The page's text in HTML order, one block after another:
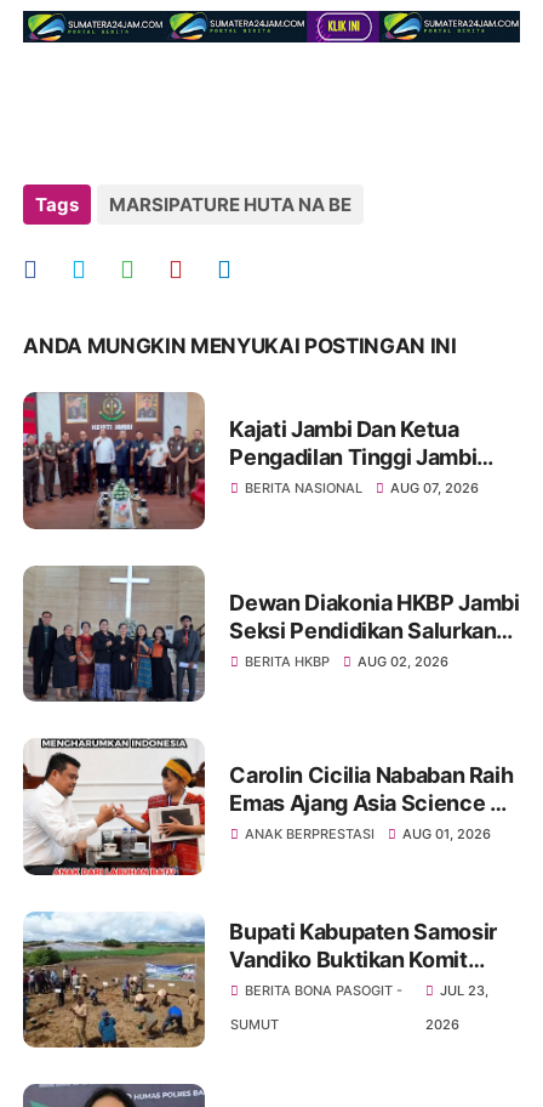
Tags MARSIPATURE HUTA NA BE
ANDA MUNGKIN MENYUKAI POSTINGAN INI
Kajati Jambi Dan Ketua
Pengadilan Tinggi Jambi
Berkomitmen Perkuat
BERITA NASIONAL AUG 07, 2026
Dewan Diakonia HKBP Jambi
Seksi Pendidikan Salurkan
Bantuan Beasiswa Bagi
BERITA HKBP AUG 02, 2026
Carolin Cicilia Nababan Raih
Emas Ajang Asia Science &
Mathematics Competition
ANAK BERPRESTASI AUG 01, 2026
Bupati Kabupaten Samosir
Vandiko Buktikan Komit
Bangun Pertanian Salurkan
5 Ton Bibit Kentang Di
BERITA BONA PASOGIT -
SUMUT
JUL 23,
2026